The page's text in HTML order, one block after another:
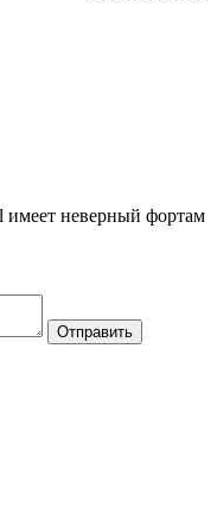
имеет неверный фортам
Отправить